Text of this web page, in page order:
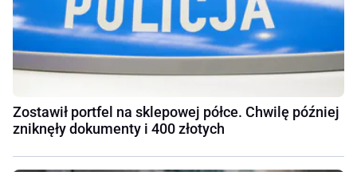
Zostawił portfel na sklepowej półce. Chwilę później
zniknęły dokumenty i 400 złotych